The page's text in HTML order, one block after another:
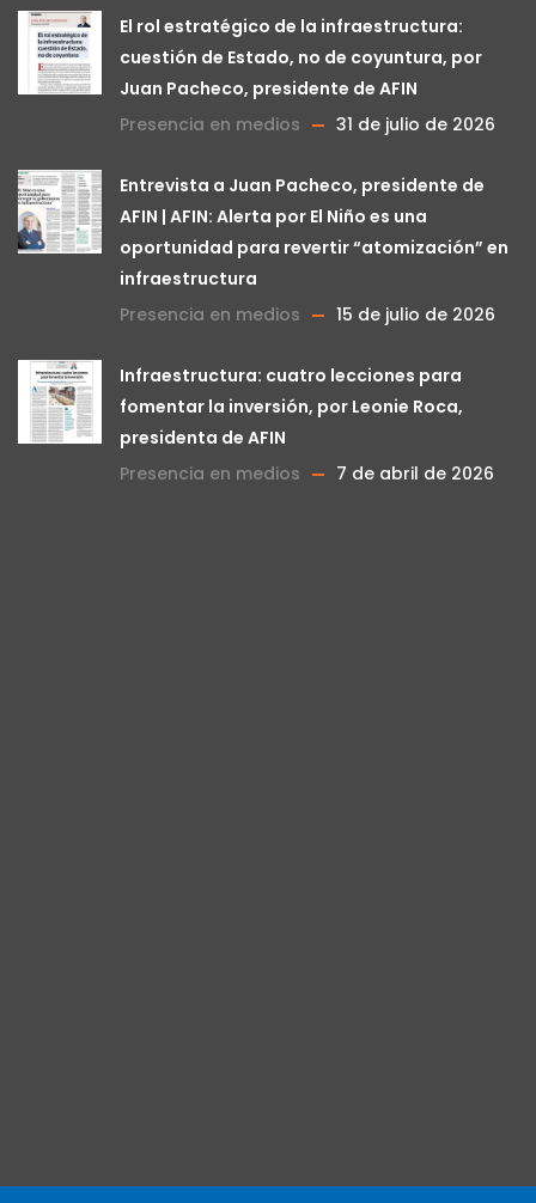
El rol estratégico de la infraestructura:
cuestión de Estado, no de coyuntura, por
Juan Pacheco, presidente de AFIN
Presencia en medios
31 de julio de 2026
Entrevista a Juan Pacheco, presidente de
AFIN | AFIN: Alerta por El Niño es una
oportunidad para revertir “atomización” en
infraestructura
Presencia en medios
15 de julio de 2026
Infraestructura: cuatro lecciones para
fomentar la inversión, por Leonie Roca,
presidenta de AFIN
Presencia en medios
7 de abril de 2026